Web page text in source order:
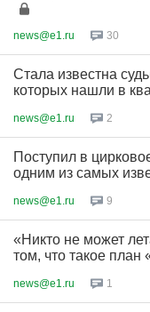
news@e1.ru 30
Стала известна
которых нашли в
news@e1.ru 2
Поступил в
одним из самых
news@e1.ru 9
«Никто не может
том, что такое план
news@e1.ru 1